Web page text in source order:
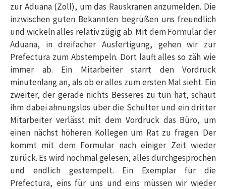
zur Aduana (Zoll), um das Rauskranen anzumelden. Die
inzwischen guten Bekannten begrüßen uns freundlich
und wickeln alles relativ zügig ab. Mit dem Formular der
Aduana, in dreifacher Ausfertigung, gehen wir zur
Prefectura zum Abstempeln. Dort läuft alles so zäh wie
immer ab. Ein Mitarbeiter starrt den Vordruck
minutenlang an, als ob er alles zum ersten Mal sieht. Ein
zweiter, der gerade nichts Besseres zu tun hat, schaut
ihm dabei ahnungslos über die Schulter und ein dritter
Mitarbeiter verlässt mit dem Vordruck das Büro, um
einen nächst höheren Kollegen um Rat zu fragen. Der
kommt mit dem Formular nach einiger Zeit wieder
zurück. Es wird nochmal gelesen, alles durchgesprochen
und endlich gestempelt. Ein Exemplar für die
Prefectura, eins für uns und eins müssen wir wieder